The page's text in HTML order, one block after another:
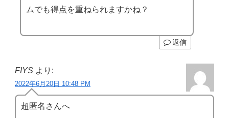
ムでも得点を重ねられますかね？
返信
FIYS より:
2022年6月20日 10:48 PM
超匿名さんへ